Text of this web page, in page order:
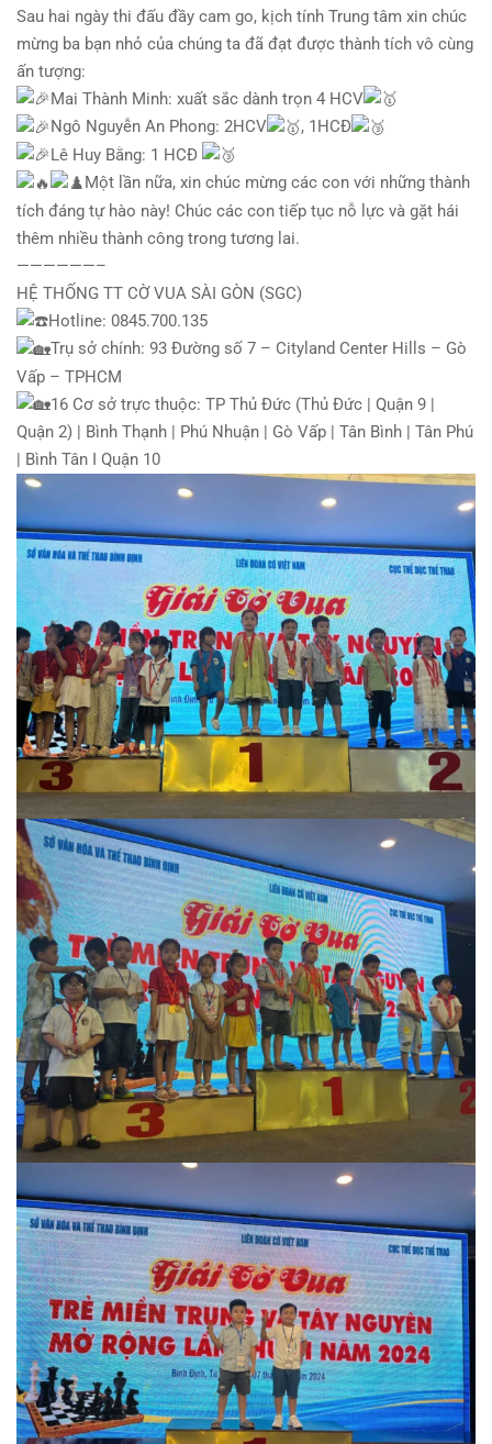
Sau hai ngày thi đấu đầy cam go, kịch tính Trung tâm xin chúc
mừng ba bạn nhỏ của chúng ta đã đạt được thành tích vô cùng
ấn tượng:
Mai Thành Minh: xuất sắc dành trọn 4 HCV
Ngô Nguyễn An Phong: 2HCV
, 1HCĐ
Lê Huy Bằng: 1 HCĐ
Một lần nữa, xin chúc mừng các con với những thành
tích đáng tự hào này! Chúc các con tiếp tục nỗ lực và gặt hái
thêm nhiều thành công trong tương lai.
——————–
HỆ THỐNG TT CỜ VUA SÀI GÒN (SGC)
Hotline: 0845.700.135
Trụ sở chính: 93 Đường số 7 – Cityland Center Hills – Gò
Vấp – TPHCM
16 Cơ sở trực thuộc: TP Thủ Đức (Thủ Đức | Quận 9 |
Quận 2) | Bình Thạnh | Phú Nhuận | Gò Vấp | Tân Bình | Tân Phú
| Bình Tân I Quận 10